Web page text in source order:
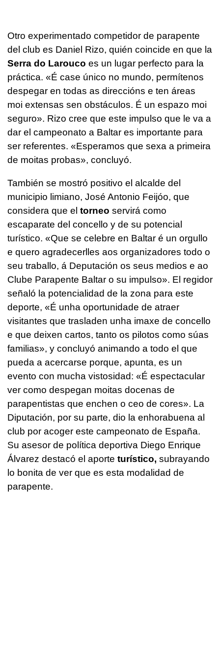
Otro experimentado competidor de parapente
del club es Daniel Rizo, quién coincide en que la
Serra do Larouco es un lugar perfecto para la
práctica. «É case único no mundo, permítenos
despegar en todas as direccións e ten áreas
moi extensas sen obstáculos. É un espazo moi
seguro». Rizo cree que este impulso que le va a
dar el campeonato a Baltar es importante para
ser referentes. «Esperamos que sexa a primeira
de moitas probas», concluyó.
También se mostró positivo el alcalde del
municipio limiano, José Antonio Feijóo, que
considera que el torneo servirá como
escaparate del concello y de su potencial
turístico. «Que se celebre en Baltar é un orgullo
e quero agradecerlles aos organizadores todo o
seu traballo, á Deputación os seus medios e ao
Clube Parapente Baltar o su impulso». El regidor
señaló la potencialidad de la zona para este
deporte, «É unha oportunidade de atraer
visitantes que trasladen unha imaxe de concello
e que deixen cartos, tanto os pilotos como súas
familias», y concluyó animando a todo el que
pueda a acercarse porque, apunta, es un
evento con mucha vistosidad: «É espectacular
ver como despegan moitas docenas de
parapentistas que enchen o ceo de cores». La
Diputación, por su parte, dio la enhorabuena al
club por acoger este campeonato de España.
Su asesor de política deportiva Diego Enrique
Álvarez destacó el aporte turístico, subrayando
lo bonita de ver que es esta modalidad de
parapente.